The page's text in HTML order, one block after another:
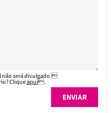
não será divulgado.
Cliqueaqui.